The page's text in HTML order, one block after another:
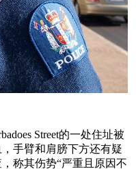
Street的一处住址被
手臂和肩膀下方还有疑
称其伤势“严重且原因不